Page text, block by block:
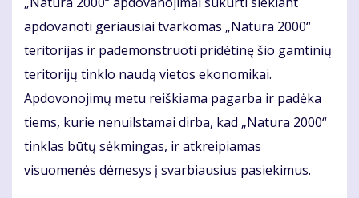
apdovanoti geriausiai tvarkomas „Natura 2000“
teritorijas ir pademonstruoti pridėtinę šio gamtinių
teritorijų tinklo naudą vietos ekonomikai.
Apdovonojimų metu reiškiama pagarba ir padėka
tiems, kurie nenuilstamai dirba, kad „Natura 2000“
tinklas būtų sėkmingas, ir atkreipiamas
visuomenės dėmesys į svarbiausius pasiekimus.